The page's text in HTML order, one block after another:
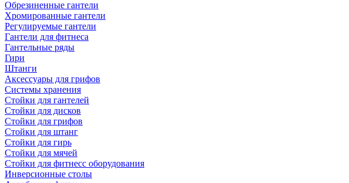
Обрезиненные гантели
Хромированные гантели
Регулируемые гантели
Гантели для фитнеса
Гантельные ряды
Гири
Штанги
Аксессуары для грифов
Системы хранения
Стойки для гантелей
Стойки для дисков
Стойки для грифов
Стойки для штанг
Стойки для гирь
Стойки для мячей
Стойки для фитнесс оборудования
Инверсионные столы